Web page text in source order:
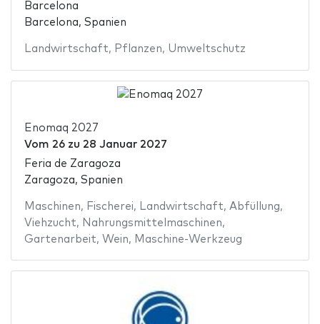
Barcelona
Barcelona, Spanien
Landwirtschaft, Pflanzen, Umweltschutz
Enomaq 2027
Vom 26zu 28 Januar 2027
Feria de Zaragoza
Zaragoza, Spanien
Maschinen, Fischerei, Landwirtschaft, Abfüllung,
Viehzucht, Nahrungsmittelmaschinen,
Gartenarbeit, Wein, Maschine-Werkzeug